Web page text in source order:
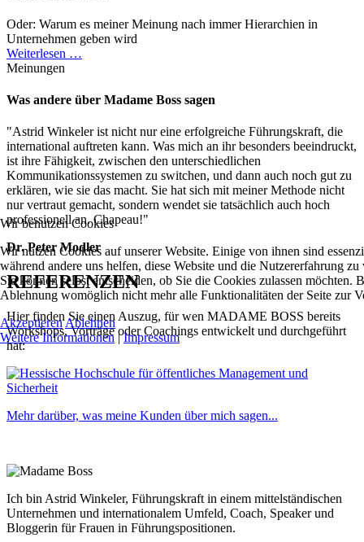
Oder: Warum es meiner Meinung nach immer Hierarchien in
Unternehmen geben wird
Weiterlesen …
Meinungen
Was andere über Madame Boss sagen
"Astrid Winkeler ist nicht nur eine erfolgreiche Führungskraft, die
international auftreten kann. Was mich an ihr besonders beeindruckt,
ist ihre Fähigkeit, zwischen den unterschiedlichen
Kommunikationssystemen zu switchen, und dann auch noch gut zu
erklären, wie sie das macht. Sie hat sich mit meiner Methode nicht
nur vertraut gemacht, sondern wendet sie tatsächlich auch hoch
professionell an. Chapeau!"
Dr. Peter Modler
REFERENZEN
Hier finden Sie einen Auszug, für wen MADAME BOSS bereits
Workshops, Vorträge oder Coachings entwickelt und durchgeführt
hat:
Mehr darüber, was meine Kunden über mich sagen...
Ich bin Astrid Winkeler, Führungskraft in einem mittelständischen
Unternehmen und internationalem Umfeld, Coach, Speaker und
Bloggerin für Frauen in Führungspositionen.
Wir benutzen Cookies
Wir nutzen Cookies auf unserer Website. Einige von ihnen sind
während andere uns helfen, diese Website und die Nutzererfahrung
Sie können selbst entscheiden, ob Sie die Cookies zulassen möchten.
Ablehnung womöglich nicht mehr alle Funktionalitäten der Seite zur
Akzeptieren Ablehnen
Weitere Informationen |Impressum